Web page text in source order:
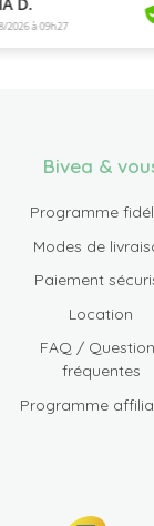
Bivea &
Programme
Modes de
Paiement
Location
FAQ /
fréquentes
Programme